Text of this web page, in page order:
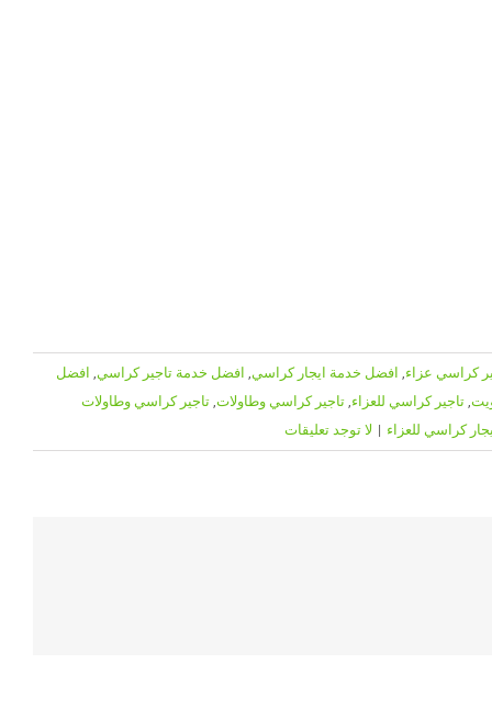
كراسي عزاء, افضل خدمة ايجار كراسي, افضل خدمة تاجير كراسي, افضل
, تاجير كراسي للعزاء, تاجير كراسي وطاولات, تاجير كراسي وطاولات
كراسي للعزاء | لا توجد تعليقات